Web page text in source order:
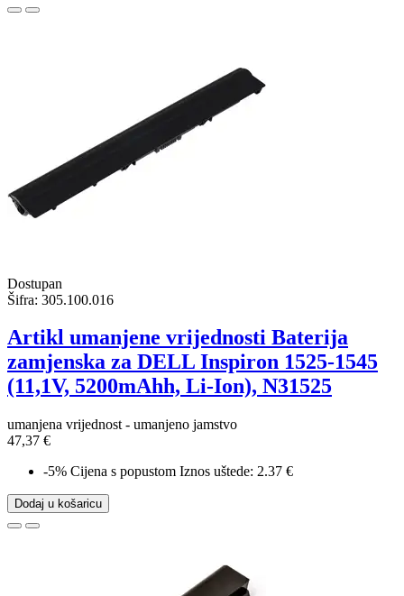
Dostupan
Šifra: 305.100.016
Artikl umanjene vrijednosti Baterija
zamjenska za DELL Inspiron 1525-1545
(11,1V, 5200mAhh, Li-Ion), N31525
umanjena vrijednost - umanjeno jamstvo
47,37 €
-5% Cijena s popustom Iznos uštede: 2.37 €
Dodaj u košaricu